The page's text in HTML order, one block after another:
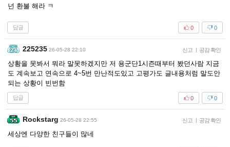
넌 환불 해라 ㅋ
답글 0
0
225235 26-05-28 22:10 신고 | 공감 확인
상황을 못봐서 뭐라 말못하겠지만 저 용군단1시즌때부터 봤던사람 지금
도 계속보고 연속으로 4~5번 만난적도있고 고평가도 글내용처럼 말도안
되는 상황이 빈번함
답글 0
0
Rockstarg 26-05-28 22:55 신고 | 공감 확인
세상엔 다양한 친구들이 많네